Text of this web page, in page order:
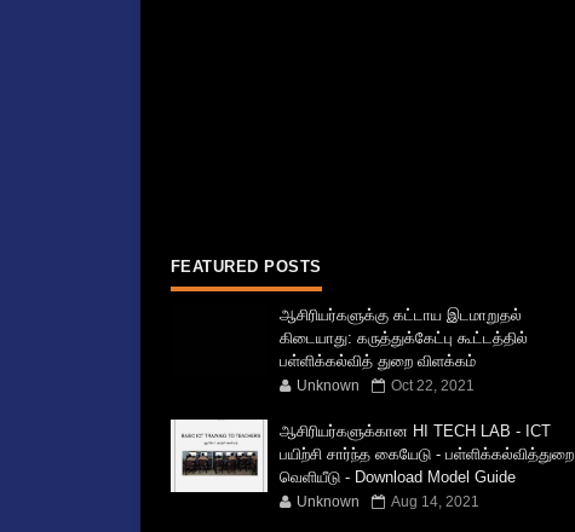
FEATURED POSTS
ஆசிரியர்களுக்கு கட்டாய இடமாறுதல்
கிடையாது: கருத்துக்கேட்பு கூட்டத்தில்
பள்ளிக்கல்வித் துறை விளக்கம்
Unknown Oct 22, 2021
ஆசிரியர்களுக்கான HI TECH LAB - ICT
பயிற்சி சார்ந்த கையேடு - பள்ளிக்கல்வித்துறை
வெளியீடு - Download Model Guide
Unknown Aug 14, 2021